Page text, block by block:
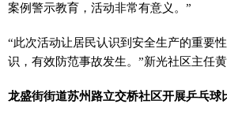
案例警示教育，活动非常有意义。”
“此次活动让居民认识到安全生产的重要
识，有效防范事故发生。”新光社区主任黄
龙盛街街道苏州路立交桥社区开展乒乓球